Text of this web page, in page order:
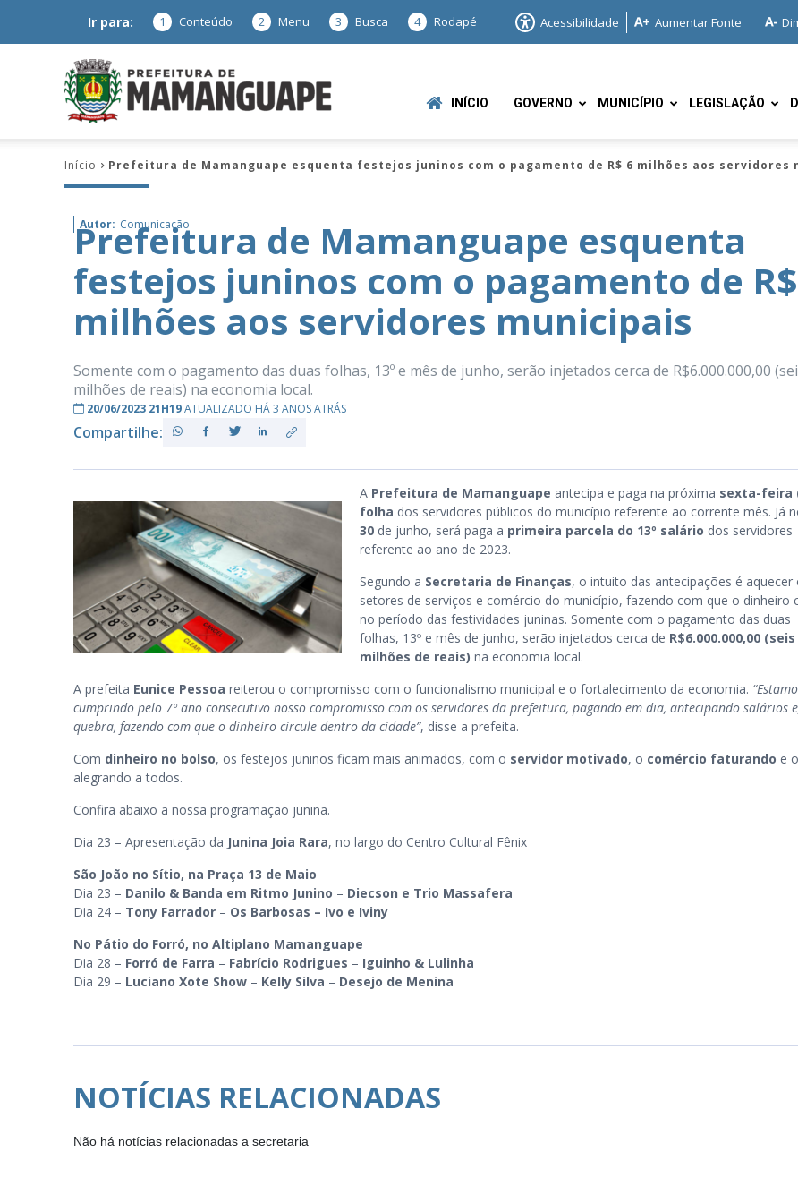
Ir para: 1 Conteúdo 2 Menu 3 Busca 4 Rodapé Acessibilidade Aumentar Fonte
Mamanguape
–
PB
INÍCIO GOVERNO MUNICÍPIO LEGISLAÇÃO
Início Prefeitura de Mamanguape esquenta festejos juninos com o pagamento de R$ 6 milhões aos servidores
Autor: Comunicação
Prefeitura de Mamanguape esquenta
festejos juninos com o pagamento de
milhões aos servidores municipais
Somente com o pagamento das duas folhas, 13º e mês de junho, serão injetados cerca de R$6.000.000,00
milhões de reais) na economia local.
20/06/2023 21H19ATUALIZADO HÁ 3 ANOS ATRÁS
Compartilhe:
A Prefeitura de Mamanguape antecipa e paga na próxima sexta-feira
folha dos servidores públicos do município referente ao corrente mês. Já
30 de junho, será paga a primeira parcela do 13º salário dos servidores
referente ao ano de 2023.
Segundo a Secretaria de Finanças, o intuito das antecipações é aquecer
setores de serviços e comércio do município, fazendo com que o dinheiro
no período das festividades juninas. Somente com o pagamento das duas
folhas, 13º e mês de junho, serão injetados cerca de R$6.000.000,00 (seis
milhões de reais) na economia local.
A prefeita Eunice Pessoa reiterou o compromisso com o funcionalismo municipal e o fortalecimento da economia.
cumprindo pelo 7º ano consecutivo nosso compromisso com os servidores da prefeitura, pagando em dia, antecipando salários
quebra, fazendo com que o dinheiro circule dentro da cidade”, disse a prefeita.
Com dinheiro no bolso, os festejos juninos ficam mais animados, com o servidor motivado, o comércio faturando e
alegrando a todos.
Confira abaixo a nossa programação junina.
Dia 23 – Apresentação da Junina Joia Rara, no largo do Centro Cultural Fênix
São João no Sítio, na Praça 13 de Maio
Dia 23 – Danilo & Banda em Ritmo Junino – Diecson e Trio Massafera
Dia 24 – Tony Farrador – Os Barbosas – Ivo e Iviny
No Pátio do Forró, no Altiplano Mamanguape
Dia 28 – Forró de Farra – Fabrício Rodrigues – Iguinho & Lulinha
Dia 29 – Luciano Xote Show – Kelly Silva – Desejo de Menina
NOTÍCIAS RELACIONADAS
Não há notícias relacionadas a secretaria